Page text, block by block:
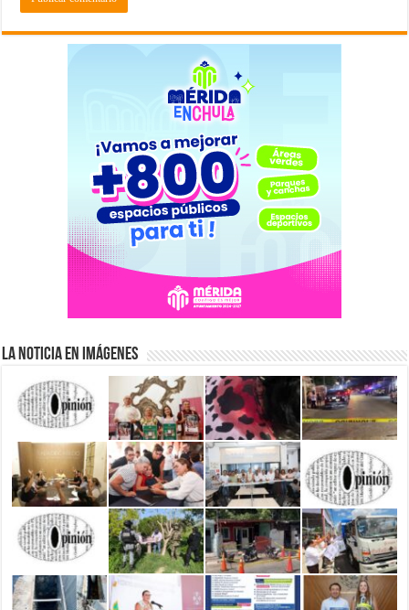
La Noticia en Imágenes